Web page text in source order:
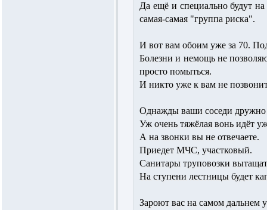
Да ещё и специально будут
самая-самая "группа риска".
И вот вам обоим уже за 70.
Болезни и немощь не
просто помыться.
И никто уже к вам не
Однажды ваши соседи
Уж очень тяжёлая вонь идёт
А на звонки вы не отвечаете.
Приедет МЧС, участковый.
Санитары труповозки
На ступени лестницы будет
Зароют вас на самом дальнем